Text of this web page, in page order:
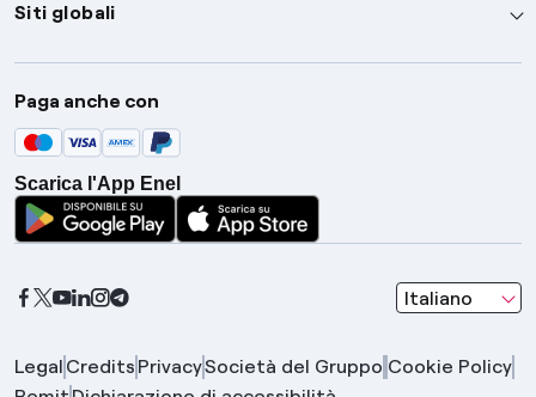
Siti globali
Enel Group
Enel Green Power
Global Trading
Global Procurement
Gridspertise
Paga anche con
Scarica l'App Enel
Italiano
seleziona una
Legal Credits PrivacySocietà del Gruppo Cookie Policy